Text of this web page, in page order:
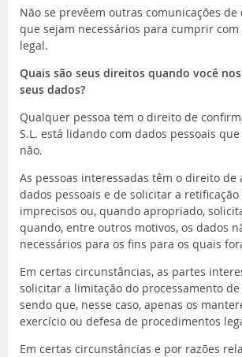
Não se prevêem outras comunicações de
que sejam necessários para cumprir
legal.
Quais são seus direitos quando você
seus dados?
Qualquer pessoa tem o direito de
S.L. está lidando com dados pessoais
não.
As pessoas interessadas têm o direito de
dados pessoais e de solicitar a retificação
imprecisos ou, quando apropriado,
quando, entre outros motivos, os dados
necessários para os fins para os quais
Em certas circunstâncias, as partes
solicitar a limitação do processamento de
sendo que, nesse caso, apenas os
exercício ou defesa de procedimentos
Em certas circunstâncias e por razões